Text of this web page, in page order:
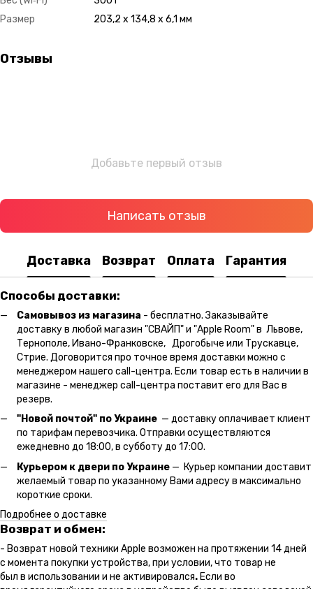
Размер
203,2 x 134,8 x 6,1 мм
Отзывы
Добавьте первый отзыв
Написать отзыв
Доставка Возврат Оплата Гарантия
Способы доставки:
Самовывоз из магазина - бесплатно. Заказывайте
доставку в любой магазин "СВАЙП" и "Apple Room" в Львове,
Тернополе, Ивано-Франковске, Дрогобыче или Трускавце,
Стрие. Договорится про точное время доставки можно с
менеджером нашего call-центра. Если товар есть в наличии в
магазине - менеджер call-центра поставит его для Вас в
резерв.
"Новой почтой" по Украине — доставку оплачивает клиент
по тарифам перевозчика. Отправки осуществляются
ежедневно до 18:00, в субботу до 17:00.
Курьером к двери по Украине — Курьер компании доставит
желаемый товар по указанному Вами адресу в максимально
короткие сроки.
Подробнее о доставке
Возврат и обмен:
- Возврат новой техники Apple возможен на протяжении 14 дней
с момента покупки устройства, при условии, что товар не
был в использовании и не активировался. Если во